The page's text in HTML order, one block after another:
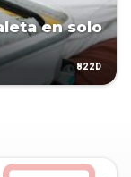
en solo
822D